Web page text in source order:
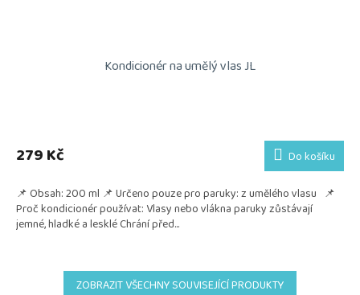
Kondicionér na umělý vlas JL
produktu
je
z
5
hvězdiček.
279 Kč Do košíku
📌 Obsah: 200 ml 📌 Určeno pouze pro paruky: z umělého vlasu 📌
Proč kondicionér používat: Vlasy nebo vlákna paruky zůstávají
jemné, hladké a lesklé Chrání před...
ZOBRAZIT VŠECHNY SOUVISEJÍCÍ PRODUKTY